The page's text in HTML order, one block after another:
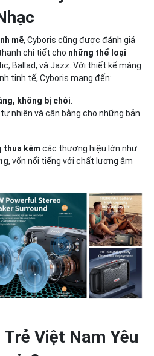
mẽ, Cyboris cũng được đánh giá
chi tiết cho những thể loại
Ballad, và Jazz. Với thiết kế màng
tinh tế, Cyboris mang đến:
không bị chói
nhiên và cân bằng cho những bản
thua kém các thương hiệu lớn như
, vốn nổi tiếng với chất lượng âm
Trẻ Việt Nam Yêu